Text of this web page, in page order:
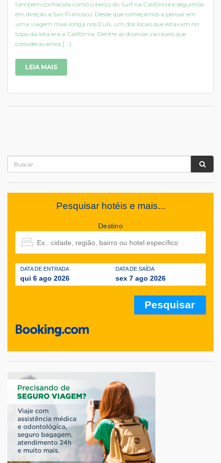
também conhecida como o berço do Surf na Califórnia e seguimos
em direção a San Francisco. Desde que começamos a pensar em
uma viagem mais longa nos EUA, um dos locais que estavam no
topo da lista era a Califórnia. Dentre as diversas variáveis que
considerávamos [...]
LEIA MAIS
Pesquisar hotéis e mais...
Destino
DATA DE ENTRADA
qui 6 ago 2026
DATA DE SAÍDA
sex 7 ago 2026